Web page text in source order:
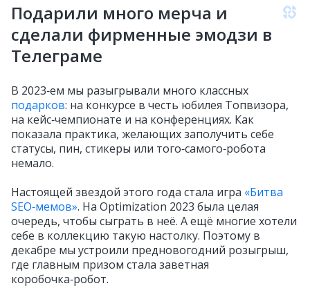
Подарили много мерча и
сделали фирменные эмодзи в
Телеграме
В 2023‑ем мы разыгрывали много классных
подарков: на конкурсе в честь юбилея Топвизора,
на кейс‑чемпионате и на конференциях. Как
показала практика, желающих заполучить себе
статусы, пин, стикеры или того‑самого‑робота
немало.
Настоящей звездой этого года стала игра «Битва
SEO‑мемов». На Optimization 2023 была целая
очередь, чтобы сыграть в неё. А ещё многие хотели
себе в коллекцию такую настолку. Поэтому в
декабре мы устроили предновогодний розыгрыш,
где главным призом стала заветная
коробочка‑робот.